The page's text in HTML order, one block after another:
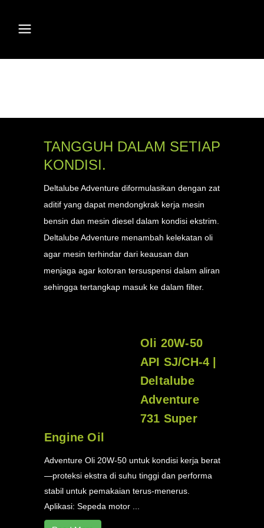
TANGGUH DALAM SETIAP
KONDISI.
Deltalube Adventure diformulasikan dengan zat
aditif yang dapat mendongkrak kerja mesin
bensin dan mesin diesel dalam kondisi ekstrim.
Deltalube Adventure menambah kelekatan oli
agar mesin terhindar dari keausan dan
menjaga agar kotoran tersuspensi dalam aliran
sehingga tertangkap masuk ke dalam filter.
Oli 20W-50
API SJ/CH-4 |
Deltalube
Adventure
731 Super
Engine Oil
Adventure Oli 20W-50 untuk kondisi kerja berat
—proteksi ekstra di suhu tinggi dan performa
stabil untuk pemakaian terus-menerus.
Aplikasi: Sepeda motor ...